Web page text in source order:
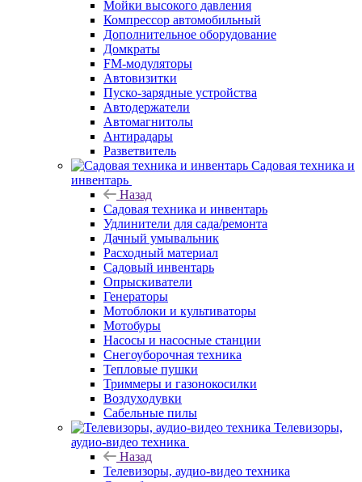
Мойки высокого давления
Компрессор автомобильный
Дополнительное оборудование
Домкраты
FM-модуляторы
Автовизитки
Пуско-зарядные устройства
Автодержатели
Автомагнитолы
Антирадары
Разветвитель
Садовая техника и
инвентарь
Назад
Садовая техника и инвентарь
Удлинители для сада/ремонта
Дачный умывальник
Расходный материал
Садовый инвентарь
Опрыскиватели
Генераторы
Мотоблоки и культиваторы
Мотобуры
Насосы и насосные станции
Снегоуборочная техника
Тепловые пушки
Триммеры и газонокосилки
Воздуходувки
Сабельные пилы
Телевизоры,
аудио-видео техника
Назад
Телевизоры, аудио-видео техника